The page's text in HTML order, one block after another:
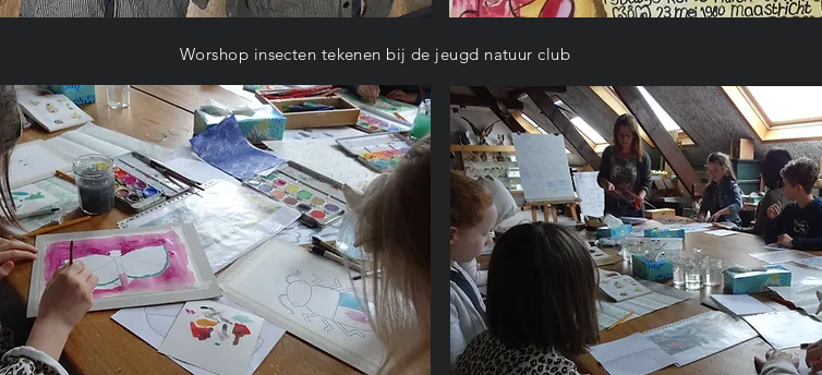
Worshop insecten tekenen bij de jeugd natuur club